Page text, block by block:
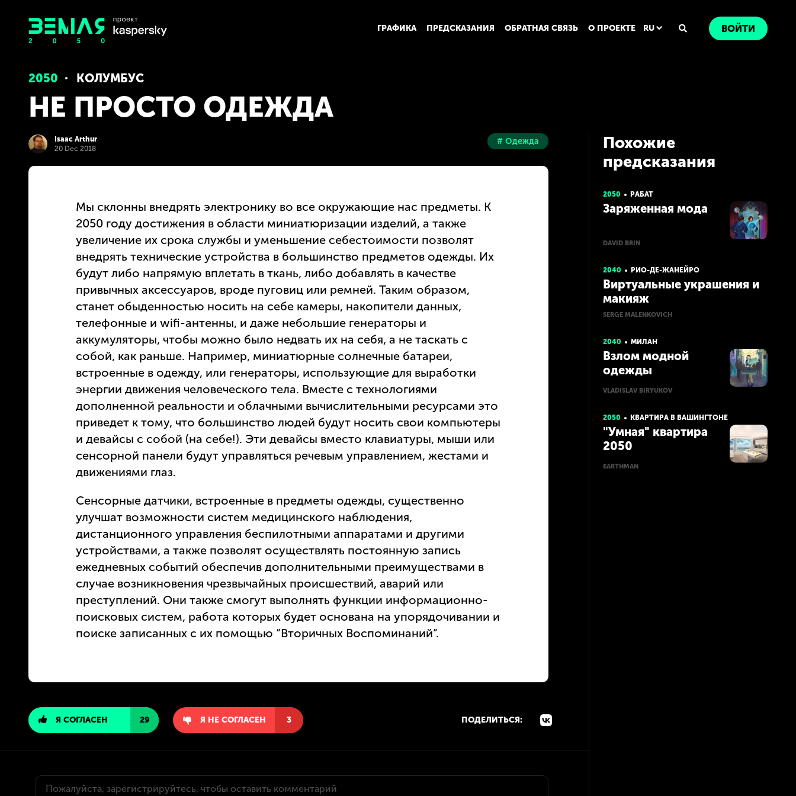
ГРАФИКА ПРЕДСКАЗАНИЯ ОБРАТНАЯ СВЯЗЬ О ПРОЕКТЕ RU ВОЙТИ
2050 КОЛУМБУС
НЕ ПРОСТО ОДЕЖДА
Isaac Arthur
20 Dec 2018
# Одежда
Мы склонны внедрять электронику во все окружающие нас предметы. К
2050 году достижения в области миниатюризации изделий, а также
увеличение их срока службы и уменьшение себестоимости позволят
внедрять технические устройства в большинство предметов одежды. Их
будут либо напрямую вплетать в ткань, либо добавлять в качестве
привычных аксессуаров, вроде пуговиц или ремней. Таким образом,
станет обыденностью носить на себе камеры, накопители данных,
телефонные и wifi-антенны, и даже небольшие генераторы и
аккумуляторы, чтобы можно было недвать их на себя, а не таскать с
собой, как раньше. Например, миниатюрные солнечные батареи,
встроенные в одежду, или генераторы, использующие для выработки
энергии движения человеческого тела. Вместе с технологиями
дополненной реальности и облачными вычислительными ресурсами это
приведет к тому, что большинство людей будут носить свои компьютеры
и девайсы с собой (на себе!). Эти девайсы вместо клавиатуры, мыши или
сенсорной панели будут управляться речевым управлением, жестами и
движениями глаз.
Сенсорные датчики, встроенные в предметы одежды, существенно
улучшат возможности систем медицинского наблюдения,
дистанционного управления беспилотными аппаратами и другими
устройствами, а также позволят осуществлять постоянную запись
ежедневных событий обеспечив дополнительными преимуществами в
случае возникновения чрезвычайных происшествий, аварий или
преступлений. Они также смогут выполнять функции информационно-
поисковых систем, работа которых будет основана на упорядочивании и
поиске записанных с их помощью “Вторичных Воспоминаний”.
Я СОГЛАСЕН 29 Я НЕ СОГЛАСЕН 3 ПОДЕЛИТЬСЯ:
Похожие
предсказания
2050 РАБАТ
Заряженная мода
DAVID BRIN
2040 РИО-ДЕ-ЖАНЕЙРО
Виртуальные украшения и
макияж
SERGE MALENKOVICH
2040 МИЛАН
Взлом модной
одежды
VLADISLAV BIRYUKOV
2050 КВАРТИРА В ВАШИНГТОНЕ
"Умная" квартира
2050
EARTHMAN